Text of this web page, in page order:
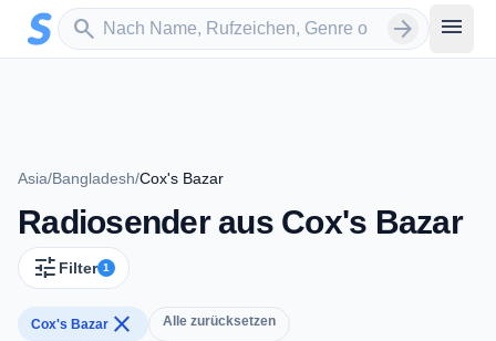
Zum Hauptinhalt springen
search
Sender suchen arrow_forward menu
Asia/Bangladesh/Cox's Bazar
Radiosender aus Cox's Bazar
tune Filter 1
Cox's Bazar close Alle zurücksetzen